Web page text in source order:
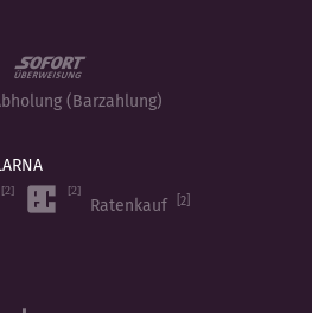
(Barzahlung)
Ratenkauf
[2]